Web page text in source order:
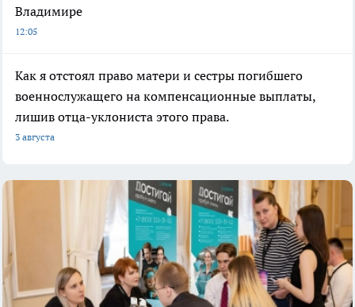
Владимире
12:05
Как я отстоял право матери и сестры погибшего
военнослужащего на компенсационные выплаты,
лишив отца-уклониста этого права.
3 августа